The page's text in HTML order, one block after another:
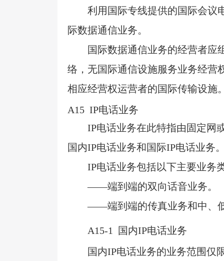
利用国际专线提供的国际会议
际数据通信业务。
国际数据通信业务的经营者应
络，无国际通信设施服务业务经营
相应经营权运营者的国际传输设施
A15 IP电话业务
IP电话业务在此特指由固定网
国内IP电话业务和国际IP电话业务
IP电话业务包括以下主要业务
——端到端的双向话音业务。
——端到端的传真业务和中、
A15-1
国内IP电话业务
国内IP电话业务的业务范围仅